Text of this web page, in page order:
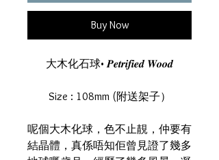
Buy Now
大木化石球• 𝑷𝒆𝒕𝒓𝒊𝒇𝒊𝒆𝒅 𝑾𝒐𝒐𝒅
Size : 108mm (附送架子）
呢個大木化球，色不止靚，仲要有
結晶體，真係唔知佢曾見證了幾多